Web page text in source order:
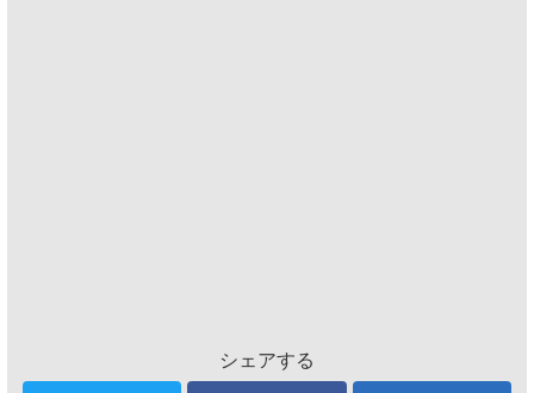
シェアする